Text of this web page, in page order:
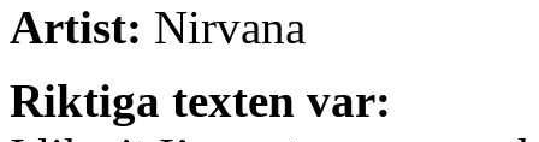
Artist: Nirvana
Riktiga texten var: